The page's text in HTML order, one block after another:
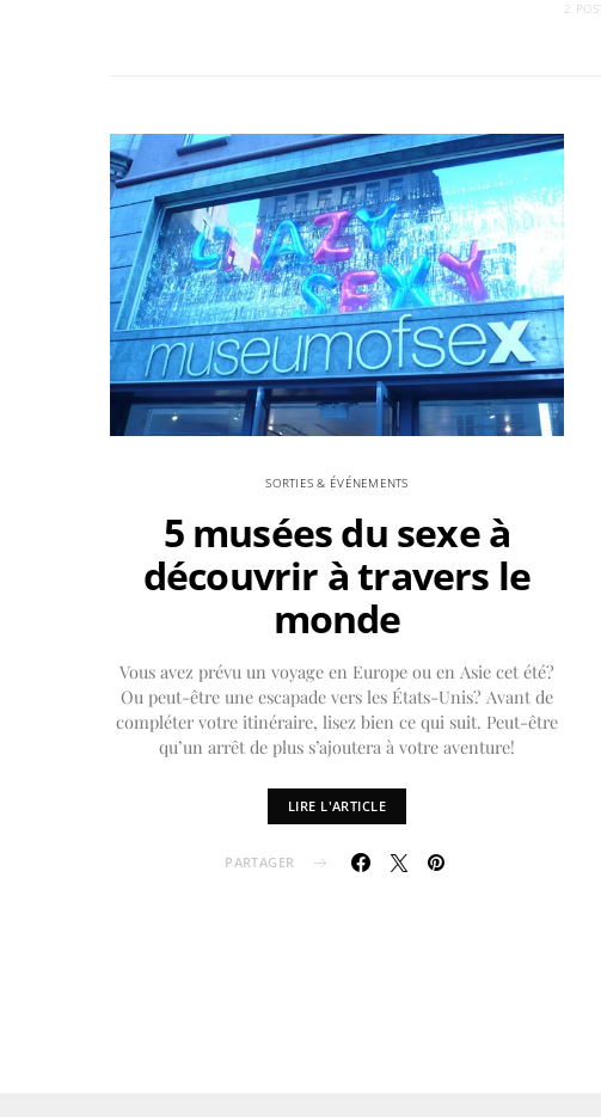
2
SORTIES & ÉVÉNEMENTS
5 musées du sexe à
découvrir à travers le
monde
Vous avez prévu un voyage en Europe ou en Asie cet été?
Ou peut-être une escapade vers les États-Unis? Avant de
compléter votre itinéraire, lisez bien ce qui suit. Peut-être
qu’un arrêt de plus s’ajoutera à votre aventure!
LIRE L'ARTICLE
PARTAGER